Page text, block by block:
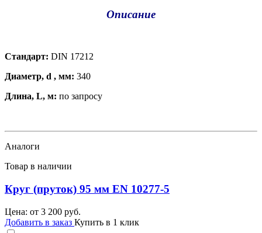
Описание
Стандарт: DIN 17212
Диаметр, d , мм: 340
Длина, L, м: по запросу
Аналоги
Товар в наличии
Круг (пруток) 95 мм EN 10277-5
Цена: от 3 200 руб.
Добавить в заказ Купить в 1 клик